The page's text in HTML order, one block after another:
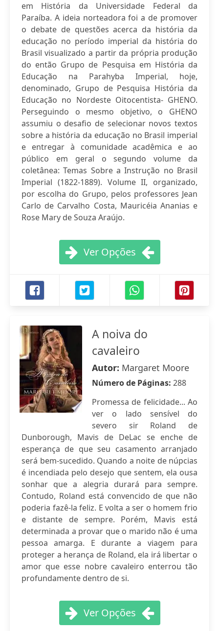
em História da Universidade Federal da
Paraíba. A ideia norteadora foi a de promover
o debate de questões acerca da história da
educação no período imperial da história do
Brasil visualizado a partir da própria produção
do então Grupo de Pesquisa em História da
Educação na Parahyba Imperial, hoje,
denominado, Grupo de Pesquisa História da
Educação no Nordeste Oitocentista- GHENO.
Perseguindo o mesmo objetivo, o GHENO
assumiu o desafio de selecionar novos textos
sobre a história da educação no Brasil imperial
e entregar à comunidade acadêmica e ao
público em geral o segundo volume da
coletânea: Temas Sobre a Instrução no Brasil
Imperial (1822-1889). Volume II, organizado,
por escolha do Grupo, pelos professores Jean
Carlo de Carvalho Costa, Mauricéia Ananias e
Rose Mary de Souza Araújo.
Ver Opções
A noiva do
cavaleiro
Autor: Margaret Moore
Número de Páginas: 288
Promessa de felicidade... Ao
ver o lado sensível do
severo sir Roland de
Dunborough, Mavis de DeLac se enche de
esperança de que seu casamento arranjado
será bem-sucedido. Quando a noite de núpcias
é incendiada pelo desejo que sentem, ela ousa
sonhar que a alegria durará para sempre.
Contudo, Roland está convencido de que não
poderia fazê-la feliz. E volta a ser o homem frio
e distante de sempre. Porém, Mavis está
determinada a provar que o marido não é uma
pessoa amarga. E durante a viagem para
proteger a herança de Roland, ela irá libertar o
amor que esse nobre cavaleiro enterrou tão
profundamente dentro de si.
Ver Opções